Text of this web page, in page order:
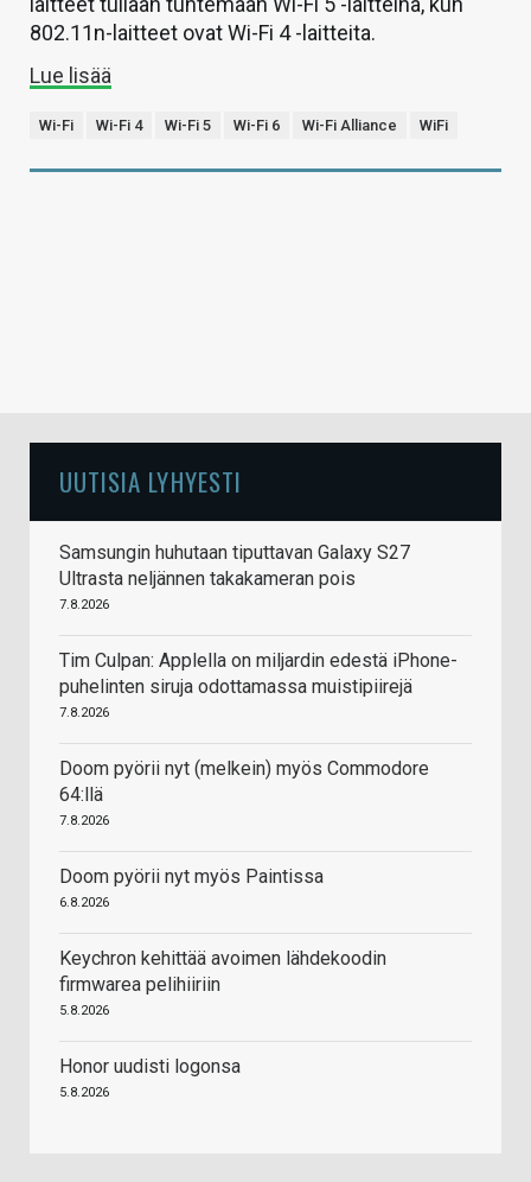
802.11n-laitteet ovat Wi-Fi 4 -laitteita.
Lue lisää
Wi-Fi Wi-Fi 4 Wi-Fi 5 Wi-Fi 6 Wi-Fi Alliance WiFi
UUTISIA LYHYESTI
Samsungin huhutaan tiputtavan Galaxy S27
Ultrasta neljännen takakameran pois
7.8.2026
Tim Culpan: Applella on miljardin edestä iPhone-
puhelinten siruja odottamassa muistipiirejä
7.8.2026
Doom pyörii nyt (melkein) myös Commodore
64:llä
7.8.2026
Doom pyörii nyt myös Paintissa
6.8.2026
Keychron kehittää avoimen lähdekoodin
firmwarea pelihiiriin
5.8.2026
Honor uudisti logonsa
5.8.2026